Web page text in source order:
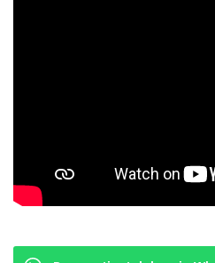
In een 45 minuten durend optreden
en medleys van o.a. Marco Borsato,
op de vuurpijl zal Jan het tempo